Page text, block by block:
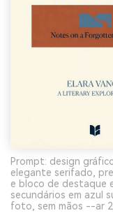
Prompt: design
elegante serifado,
e bloco de destaque
secundários em azul
foto, sem mãos --ar